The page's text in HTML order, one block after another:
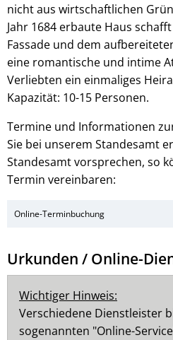
nicht aus wirtschaftlichen
Jahr 1684 erbaute Haus
Fassade und dem
eine romantische und intime
Verliebten ein einmaliges
Kapazität: 10-15 Personen.
Termine und Informationen
Sie bei unserem Standesamt
Standesamt vorsprechen, so
Termin vereinbaren:
Online-Terminbuchung
Urkunden / Online-
Wichtiger Hinweis:
Verschiedene Dienstleister
sogenannten "Online-